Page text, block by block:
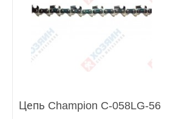
Цепь Champion C-058LG-56